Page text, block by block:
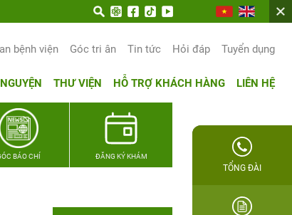
bệnh viện Góc tri ân Tin tức Hỏi đáp Tuyển dụng
THƯ VIỆN HỖ TRỢ KHÁCH HÀNG LIÊN HỆ
BÁO CHÍ ĐĂNG KÝ KHÁM
TỔNG ĐÀI